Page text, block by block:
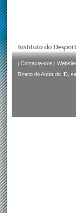
| Contacte-nos |
Direito do Autor do ID,